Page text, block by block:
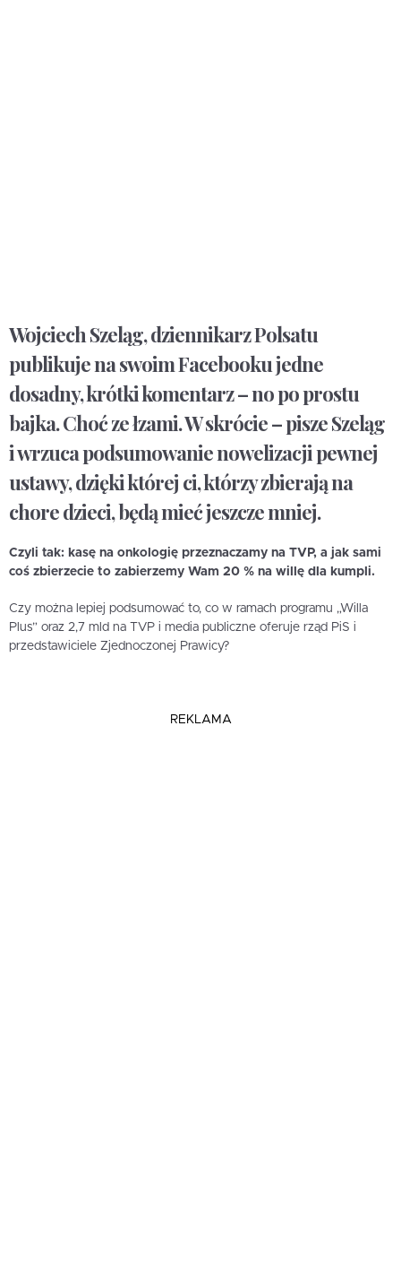
Wojciech Szeląg, dziennikarz Polsatu
publikuje na swoim Facebooku jedne
dosadny, krótki komentarz – no po prostu
bajka. Choć ze łzami. W skrócie – pisze Szeląg
i wrzuca podsumowanie nowelizacji pewnej
ustawy, dzięki której ci, którzy zbierają na
chore dzieci, będą mieć jeszcze mniej.
Czyli tak: kasę na onkologię przeznaczamy na TVP, a jak sami
coś zbierzecie to zabierzemy Wam 20 % na willę dla kumpli.
Czy można lepiej podsumować to, co w ramach programu „Willa
Plus” oraz 2,7 mld na TVP i media publiczne oferuje rząd PiS i
przedstawiciele Zjednoczonej Prawicy?
REKLAMA